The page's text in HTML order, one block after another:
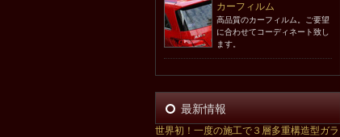
カーフィルム
高品質のカーフィルム。ご要望
に合わせてコーディネート致し
ます。
最新情報
世界初！一度の施工で３層多重構造型ガラ